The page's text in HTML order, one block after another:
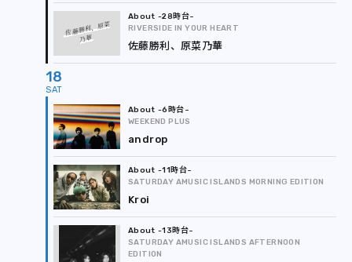
佐藤勝利、原菜
乃華
-28時台
RIVERSIDE IN YOUR HEART
佐藤勝利、原菜乃華
18
-6時台
WEEKEND PLUS
androp
-11時台
SATURDAY AMUSIC ISLANDS MORNING EDITION
Kroi
-13時台
SATURDAY AMUSIC ISLANDS AFTERNOON
EDITION